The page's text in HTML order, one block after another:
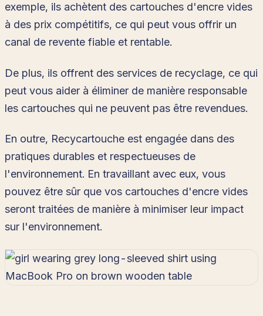
exemple, ils achètent des cartouches d'encre vides
à des prix compétitifs, ce qui peut vous offrir un
canal de revente fiable et rentable.
De plus, ils offrent des services de recyclage, ce qui
peut vous aider à éliminer de manière responsable
les cartouches qui ne peuvent pas être revendues.
En outre, Recycartouche est engagée dans des
pratiques durables et respectueuses de
l'environnement. En travaillant avec eux, vous
pouvez être sûr que vos cartouches d'encre vides
seront traitées de manière à minimiser leur impact
sur l'environnement.